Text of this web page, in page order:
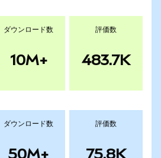
ダウンロード数
10M+
評価数
483.7K
ダウンロード数
50M+
評価数
75.8K